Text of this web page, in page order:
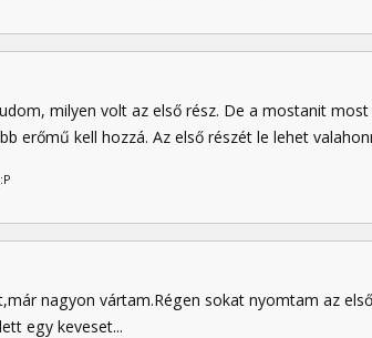
milyen volt az első rész. De a mostanit
erőmű kell hozzá. Az első részét le lehet
nagyon vártam.Régen sokat nyomtam az
egy keveset...